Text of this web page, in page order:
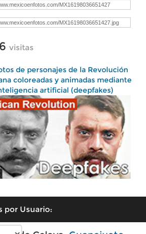
visitas
de personajes de la Revolución
coloreadas y animadas mediante
artificial (deepfakes)
por Usuario: